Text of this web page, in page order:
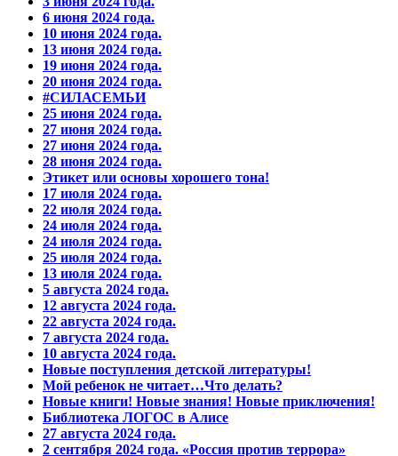
6 июня 2024 года.
10 июня 2024 года.
13 июня 2024 года.
19 июня 2024 года.
20 июня 2024 года.
#СИЛАСЕМЬИ
25 июня 2024 года.
27 июня 2024 года.
27 июня 2024 года.
28 июня 2024 года.
Этикет или основы хорошего тона!
17 июля 2024 года.
22 июля 2024 года.
24 июля 2024 года.
24 июля 2024 года.
25 июля 2024 года.
13 июля 2024 года.
5 августа 2024 года.
12 августа 2024 года.
22 августа 2024 года.
7 августа 2024 года.
10 августа 2024 года.
Новые поступления детской литературы!
Мой ребенок не читает…Что делать?
Новые книги! Новые знания! Новые приключения!
Библиотека ЛОГОС в Алисе
27 августа 2024 года.
2 сентября 2024 года. «Россия против террора»